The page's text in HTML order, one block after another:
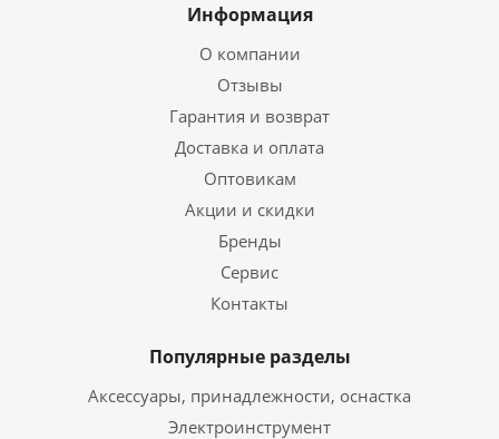
Информация
О компании
Отзывы
Гарантия и возврат
Доставка и оплата
Оптовикам
Акции и скидки
Бренды
Сервис
Контакты
Популярные разделы
Аксессуары, принадлежности, оснастка
Электроинструмент